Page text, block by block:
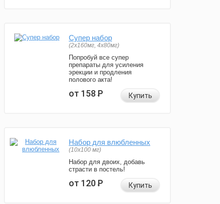
Супер набор
(2х160мг, 4х80мг)
Попробуй все супер
препараты для усиления
эрекции и продления
полового акта!
от 158Р Купить
Набор для влюбленных
(10х100 мг)
Набор для двоих, добавь
страсти в постель!
от 120Р Купить